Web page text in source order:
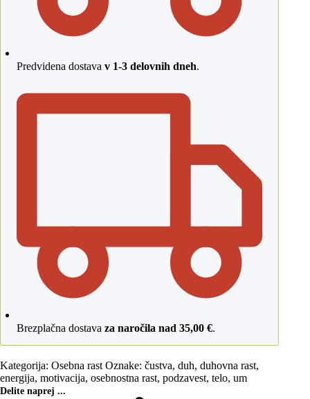
Predvidena dostava v 1-3 delovnih dneh.
Brezplačna dostava za naročila nad 35,00 €.
Kategorija: Osebna rast Oznake: čustva, duh, duhovna rast,
energija, motivacija, osebnostna rast, podzavest, telo, um
Delite naprej ...